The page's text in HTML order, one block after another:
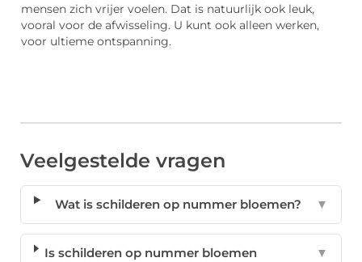
mensen zich vrijer voelen. Dat is natuurlijk ook leuk,
vooral voor de afwisseling. U kunt ook alleen werken,
voor ultieme ontspanning.
Veelgestelde vragen
Wat is schilderen op nummer bloemen? ▼
Is schilderen op nummer bloemen
▼